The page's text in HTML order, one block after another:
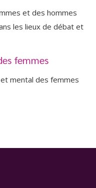
et des hommes
les lieux de débat et
femmes
mental des femmes